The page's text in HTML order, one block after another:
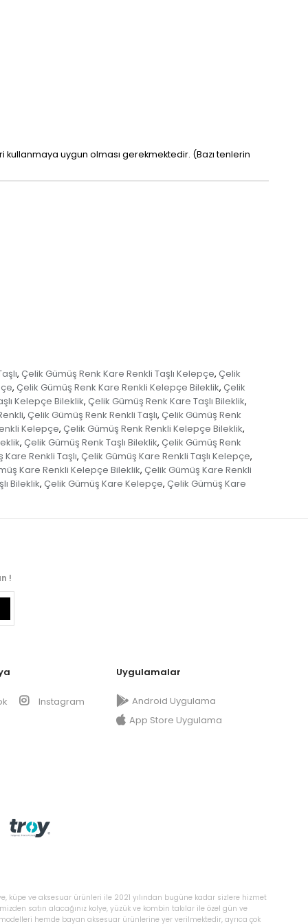
uygun olması gerekmektedir. (Bazı tenlerin
, Çelik Gümüş Renk Kare Renkli Taşlı Kelepçe, Çelik
, Çelik Gümüş Renk Kare Renkli Kelepçe Bileklik, Çelik
Kelepçe Bileklik, Çelik Gümüş Renk Kare Taşlı Bileklik,
, Çelik Gümüş Renk Renkli Taşlı, Çelik Gümüş Renk
Kelepçe, Çelik Gümüş Renk Renkli Kelepçe Bileklik,
, Çelik Gümüş Renk Taşlı Bileklik, Çelik Gümüş Renk
Renkli Taşlı, Çelik Gümüş Kare Renkli Taşlı Kelepçe,
Kare Renkli Kelepçe Bileklik, Çelik Gümüş Kare Renkli
Bileklik, Çelik Gümüş Kare Kelepçe, Çelik Gümüş Kare
!
Instagram
Uygulamalar
Android Uygulama
App Store Uygulama
küpe ve aksesuar ürünleri ile 2021 yılından bugüne kadar sizlere hizmet
satın alacağınız kolye, yüzük ve kombin takılar ile özel gün ve
hemde bayan aksesuar ürünlerine yer verilmektedir, ayrıca çok